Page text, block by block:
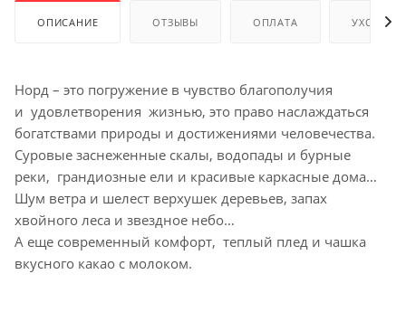
ОПИСАНИЕ ОТЗЫВЫ ОПЛАТА УХОД И
Норд – это погружение в чувство благополучия
и удовлетворения жизнью, это право наслаждаться
богатствами природы и достижениями человечества.
Суровые заснеженные скалы, водопады и бурные
реки, грандиозные ели и красивые каркасные дома…
Шум ветра и шелест верхушек деревьев, запах
хвойного леса и звездное небо…
А еще современный комфорт, теплый плед и чашка
вкусного какао с молоком.